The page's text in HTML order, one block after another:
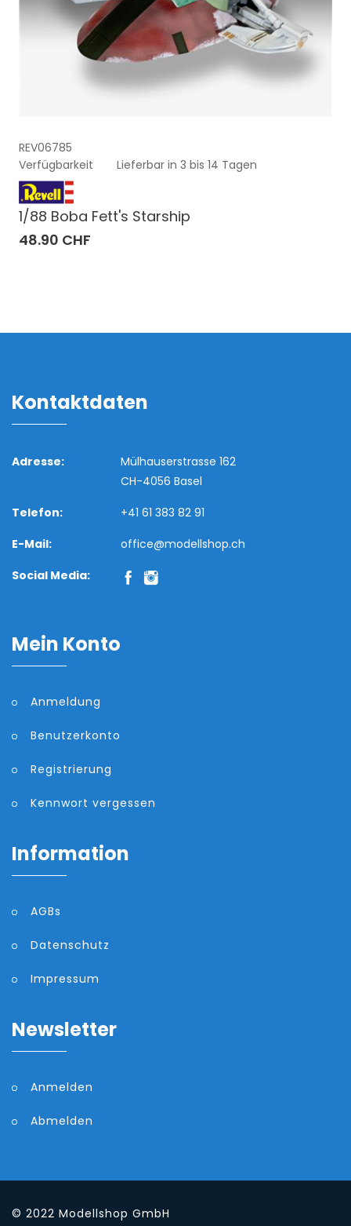
REV06785
Verfügbarkeit
Lieferbar in 3 bis 14 Tagen
1/88 Boba Fett's Starship
48.90 CHF
Kontaktdaten
Adresse:
Mülhauserstrasse 162
CH-4056 Basel
Telefon:
+41 61 383 82 91
E-Mail:
office@modellshop.ch
Social Media:
Mein Konto
Anmeldung
Benutzerkonto
Registrierung
Kennwort vergessen
Information
AGBs
Datenschutz
Impressum
Newsletter
Anmelden
Abmelden
© 2022 Modellshop GmbH